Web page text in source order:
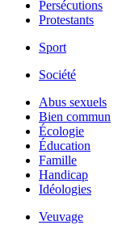
Persécutions
Protestants
Sport
Société
Abus sexuels
Bien commun
Écologie
Éducation
Famille
Handicap
Idéologies
Veuvage